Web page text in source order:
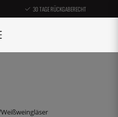
30 TAGE RÜCKGABERECHT
Weißweingläser